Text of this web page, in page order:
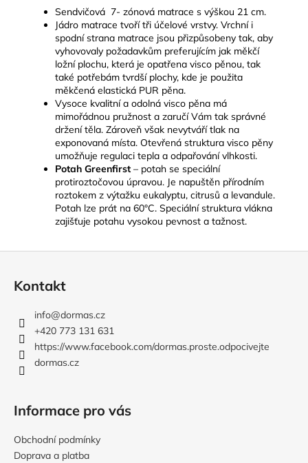
Sendvičová 7- zónová matrace s výškou 21 cm.
Jádro matrace tvoří tři účelové vrstvy. Vrchní i
spodní strana matrace jsou přizpůsobeny tak, aby
vyhovovaly požadavkům preferujícím jak měkčí
ložní plochu, která je opatřena visco pěnou, tak
také potřebám tvrdší plochy, kde je použita
měkčená elastická PUR pěna.
Vysoce kvalitní a odolná visco pěna má
mimořádnou pružnost a zaručí Vám tak správné
držení těla. Zároveň však nevytváří tlak na
exponovaná místa. Otevřená struktura visco pěny
umožňuje regulaci tepla a odpařování vlhkosti.
Potah Greenfirst – potah se speciální
protiroztočovou úpravou. Je napuštěn přírodním
roztokem z výtažku eukalyptu, citrusů a levandule.
Potah lze prát na 60°C. Speciální struktura vlákna
zajišťuje potahu vysokou pevnost a tažnost.
Kontakt
info@dormas.cz
+420 773 131 631
https://www.facebook.com/dormas.proste.odpocivejte
dormas.cz
Informace pro vás
Obchodní podmínky
Doprava a platba